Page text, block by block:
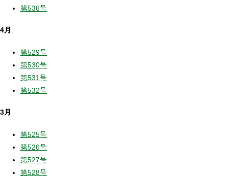
第536号
4月
第529号
第530号
第531号
第532号
3月
第525号
第526号
第527号
第528号